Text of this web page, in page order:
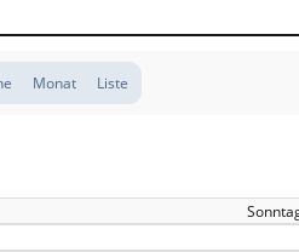
Monat Liste